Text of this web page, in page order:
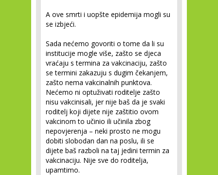
A ove smrti i uopšte epidemija mogli su
se izbjeći.
Sada nećemo govoriti o tome da li su
institucije mogle više, zašto se djeca
vraćaju s termina za vakcinaciju, zašto
se termini zakazuju s dugim čekanjem,
zašto nema vakcinalnih punktova.
Nećemo ni optuživati roditelje zašto
nisu vakcinisali, jer nije baš da je svaki
roditelj koji dijete nije zaštitio ovom
vakcinom to učinio ili učinila zbog
nepovjerenja – neki prosto ne mogu
dobiti slobodan dan na poslu, ili se
dijete baš razboli na taj jedini termin za
vakcinaciju. Nije sve do roditelja,
upamtimo.